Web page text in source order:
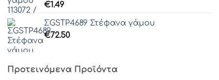
€1.49
ΣGSTP4689 Στέφανα γάμου
€72.50
Προτεινόμενα Προϊόντα